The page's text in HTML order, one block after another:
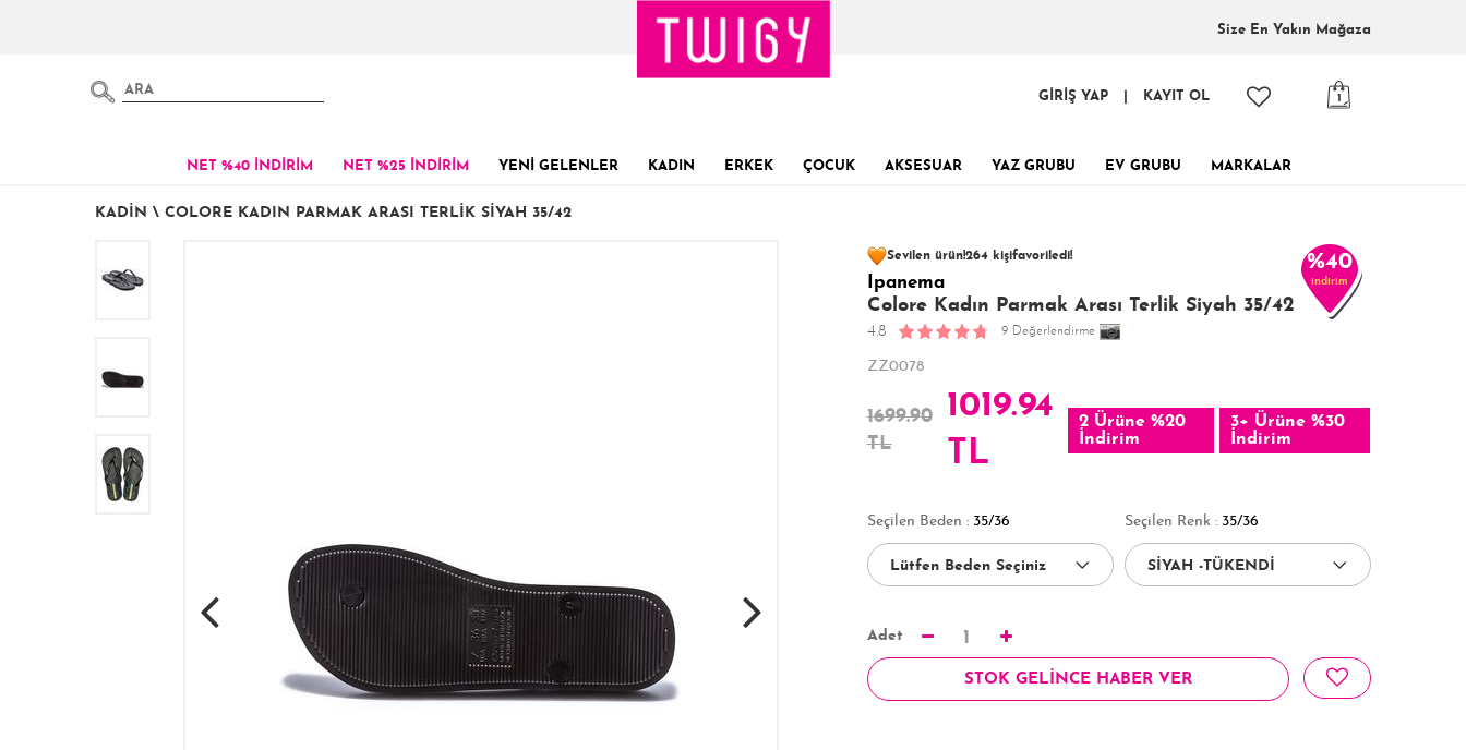
Size En Yakın Mağaza
1
GİRİŞ YAP KAYIT OL
NET %40 İNDİRİM NET %25 İNDİRİM YENİ GELENLER KADIN ERKEK ÇOCUK AKSESUAR YAZ GRUBU EV GRUBU MARKALAR
KADIN \ COLORE KADIN PARMAK ARASI TERLIK SIYAH 35/42
Sevilen ürün!264 kişifavoriledi!
Son 1 Günde
Son 24 Saatte
Ipanema
Colore Kadın Parmak Arası Terlik Siyah 35/42
4.8 9 Değerlendirme
%40
indirim
ZZ0078
1699.90
TL
1019.94
TL
2 Ürüne %20
İndirim
3+ Ürüne %30
İndirim
Seçilen Beden : 35/36 Seçilen Renk : 35/36
Adet 1
STOK GELİNCE HABER VER